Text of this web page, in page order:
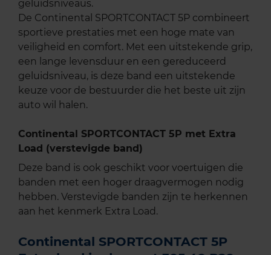
geluidsniveaus.
De Continental SPORTCONTACT 5P combineert
sportieve prestaties met een hoge mate van
veiligheid en comfort. Met een uitstekende grip,
een lange levensduur en een gereduceerd
geluidsniveau, is deze band een uitstekende
keuze voor de bestuurder die het beste uit zijn
auto wil halen.
Continental SPORTCONTACT 5P met Extra
Load (verstevigde band)
Deze band is ook geschikt voor voertuigen die
banden met een hoger draagvermogen nodig
hebben. Verstevigde banden zijn te herkennen
aan het kenmerk Extra Load.
Continental SPORTCONTACT 5P